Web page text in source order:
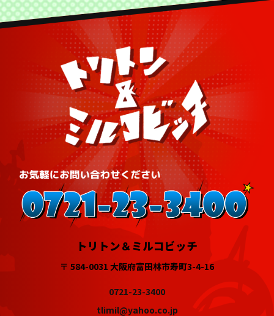
トリトン＆ミルコビッチ
〒 584-0031 大阪府富田林市寿町3-4-16
0721-23-3400
tlimil@yahoo.co.jp